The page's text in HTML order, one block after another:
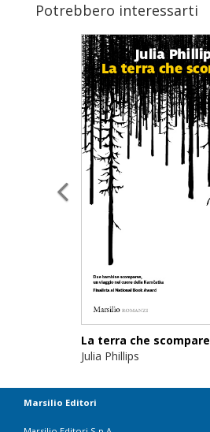
Potrebbero interessarti
La terra che scompare
Julia Phillips
Marsilio Editori